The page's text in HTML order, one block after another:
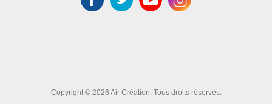
Copyright © 2026 Air Création. Tous droits réservés.